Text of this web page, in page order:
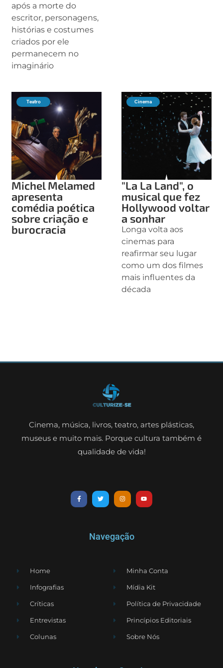
após a morte do
escritor, personagens,
histórias e costumes
criados por ele
permanecem no
imaginário
Teatro
Michel Melamed
apresenta
comédia poética
sobre criação e
burocracia
Cinema
"La La Land", o
musical que fez
Hollywood voltar
a sonhar
Longa volta aos
cinemas para
reafirmar seu lugar
como um dos filmes
mais influentes da
década
Cinema, música, livros, teatro, artes plásticas,
museus e muito mais. Porque cultura também é
qualidade de vida!
Navegação
Home
Infografias
Críticas
Entrevistas
Colunas
Minha Conta
Mídia Kit
Política de Privacidade
Princípios Editoriais
Sobre Nós